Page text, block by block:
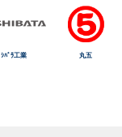
ｼﾊﾞﾗ工業 丸五